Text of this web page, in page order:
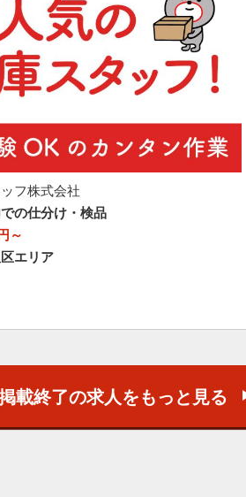
フ株式会社
の仕分け・検品
～
エリア
載終了の求人をもっと見る